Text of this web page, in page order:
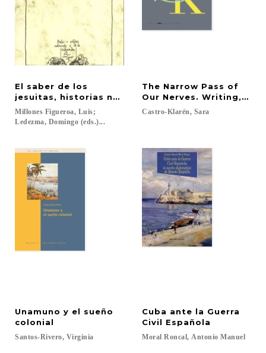
El saber de los
jesuitas, historias naturales y el Nuevo Mundo
Millones Figueroa, Luis;
Ledezma, Domingo (eds.)...
The Narrow Pass of
Our Nerves. Writing,
Castro-Klarén, Sara
Unamuno y el sueño
colonial
Santos-Rivero, Virginia
Cuba ante la Guerra
Civil Española
Moral Roncal, Antonio Manuel